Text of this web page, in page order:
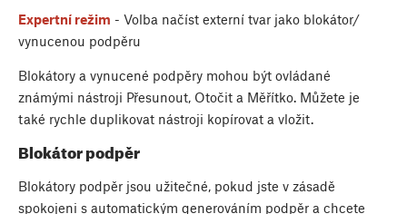
Expertní režim - Volba načíst externí tvar jako blokátor/
vynucenou podpěru
Blokátory a vynucené podpěry mohou být ovládané
známými nástroji Přesunout, Otočit a Měřítko. Můžete je
také rychle duplikovat nástroji kopírovat a vložit.
Blokátor podpěr
Blokátory podpěr jsou užitečné, pokud jste v zásadě
spokojeni s automatickým generováním podpěr a chcete